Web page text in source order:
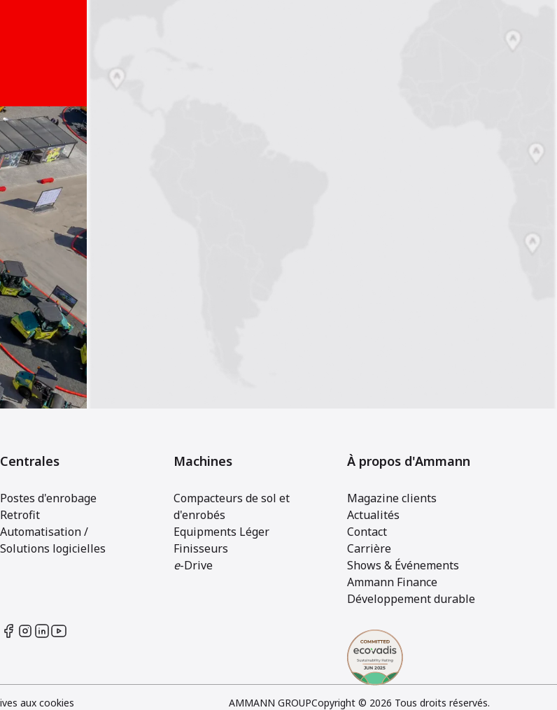
Centrales
Postes d'enrobage
Retrofit
Automatisation /
Solutions logicielles
Machines
Compacteurs de sol et
d'enrobés
Equipments Léger
Finisseurs
e-Drive
À propos d'Ammann
Magazine clients
Actualités
Contact
Carrière
Shows & Événements
Ammann Finance
Développement durable
aux cookies AMMANN GROUPCopyright © 2026 Tous droits réservés.